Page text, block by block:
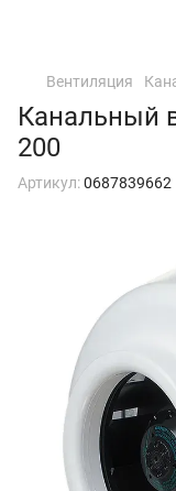
Вентиляция
Канальный
200
Артикул:0687839662